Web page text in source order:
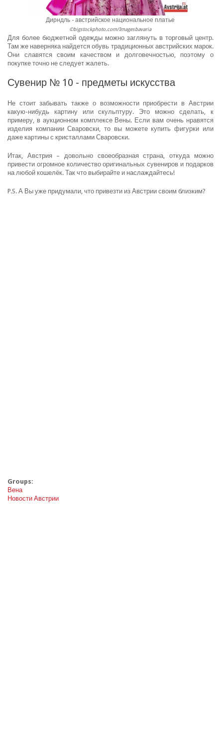
Дирндль - австрийское национальное платье
©bigstockphoto.com/Imagesbavaria
Для более бюджетной одежды можно заглянуть в торговый центр.
Там же наверняка найдется обувь традиционных австрийских марок.
Они славятся своим качеством и долговечностью, поэтому о
покупке точно не следует жалеть.
Сувенир № 10 - предметы искусства
Не стоит забывать также о возможности приобрести в Австрии
какую-нибудь картину или скульптуру. Это можно сделать, к
примеру, в аукционном комплексе Вены. Если вам очень нравятся
изделия компании Сваровски, то вы можете купить фигурки или
даже картины с кристаллами Сваровски.
Итак, Австрия – довольно своеобразная страна, откуда можно
привести огромное количество оригинальных сувениров и подарков
на любой кошелёк. Так что выбирайте и наслаждайтесь!
P.S. А Вы уже придумали, что привезти из Австрии своим близким?
Groups:
Вена
Новости Австрии